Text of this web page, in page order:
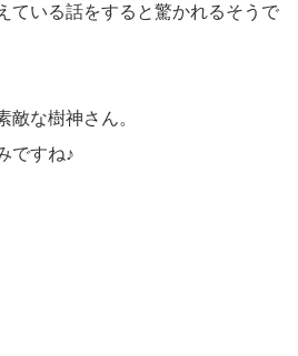
ている話をすると驚かれるそうで
敵な樹神さん。
ですね♪